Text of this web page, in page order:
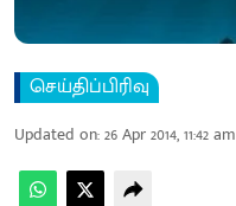
செய்திப்பிரிவு
Updated on:26 Apr 2014, 11:42 am